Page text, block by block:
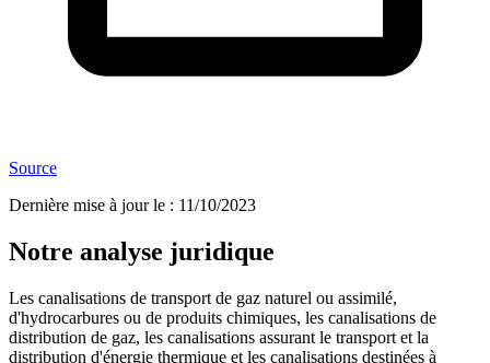
Source
Dernière mise à jour le : 11/10/2023
Notre analyse juridique
Les canalisations de transport de gaz naturel ou assimilé,
d'hydrocarbures ou de produits chimiques, les canalisations de
distribution de gaz, les canalisations assurant le transport et la
distribution d'énergie thermique et les canalisations destinées à